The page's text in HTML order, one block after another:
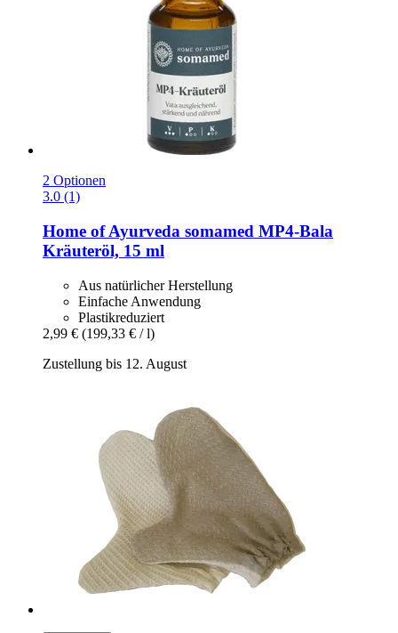
2 Optionen
3.0 (1)
Home of Ayurveda somamed MP4-​Bala
Kräuteröl, 15 ml
Aus natürlicher Herstellung
Einfache Anwendung
Plastikreduziert
2,99 € (199,33 € / l)
Zustellung bis 12. August